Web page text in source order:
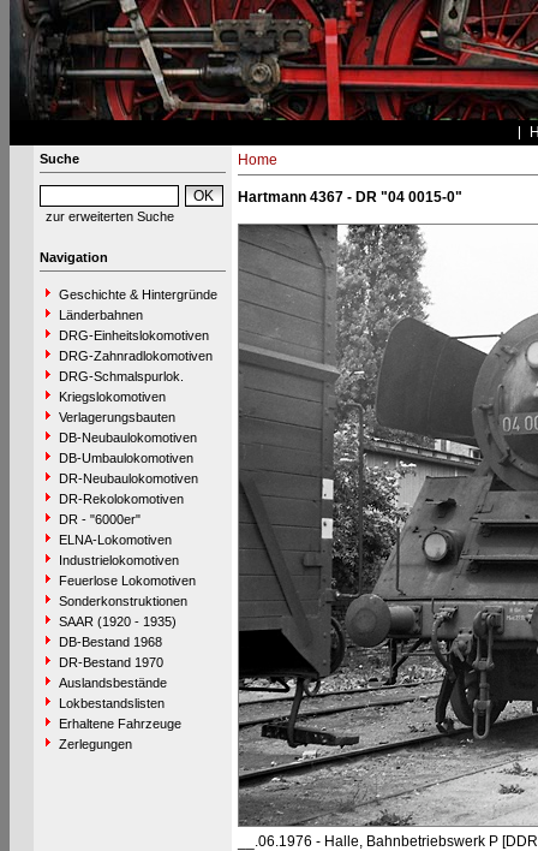
Suche
zur erweiterten Suche
Navigation
Geschichte & Hintergründe
Länderbahnen
DRG-Einheitslokomotiven
DRG-Zahnradlokomotiven
DRG-Schmalspurlok.
Kriegslokomotiven
Verlagerungsbauten
DB-Neubaulokomotiven
DB-Umbaulokomotiven
DR-Neubaulokomotiven
DR-Rekolokomotiven
DR - "6000er"
ELNA-Lokomotiven
Industrielokomotiven
Feuerlose Lokomotiven
Sonderkonstruktionen
SAAR (1920 - 1935)
DB-Bestand 1968
DR-Bestand 1970
Auslandsbestände
Lokbestandslisten
Erhaltene Fahrzeuge
Zerlegungen
Home
Hartmann 4367 - DR "04 0015-0"
__.06.1976 - Halle, Bahnbetriebswerk P